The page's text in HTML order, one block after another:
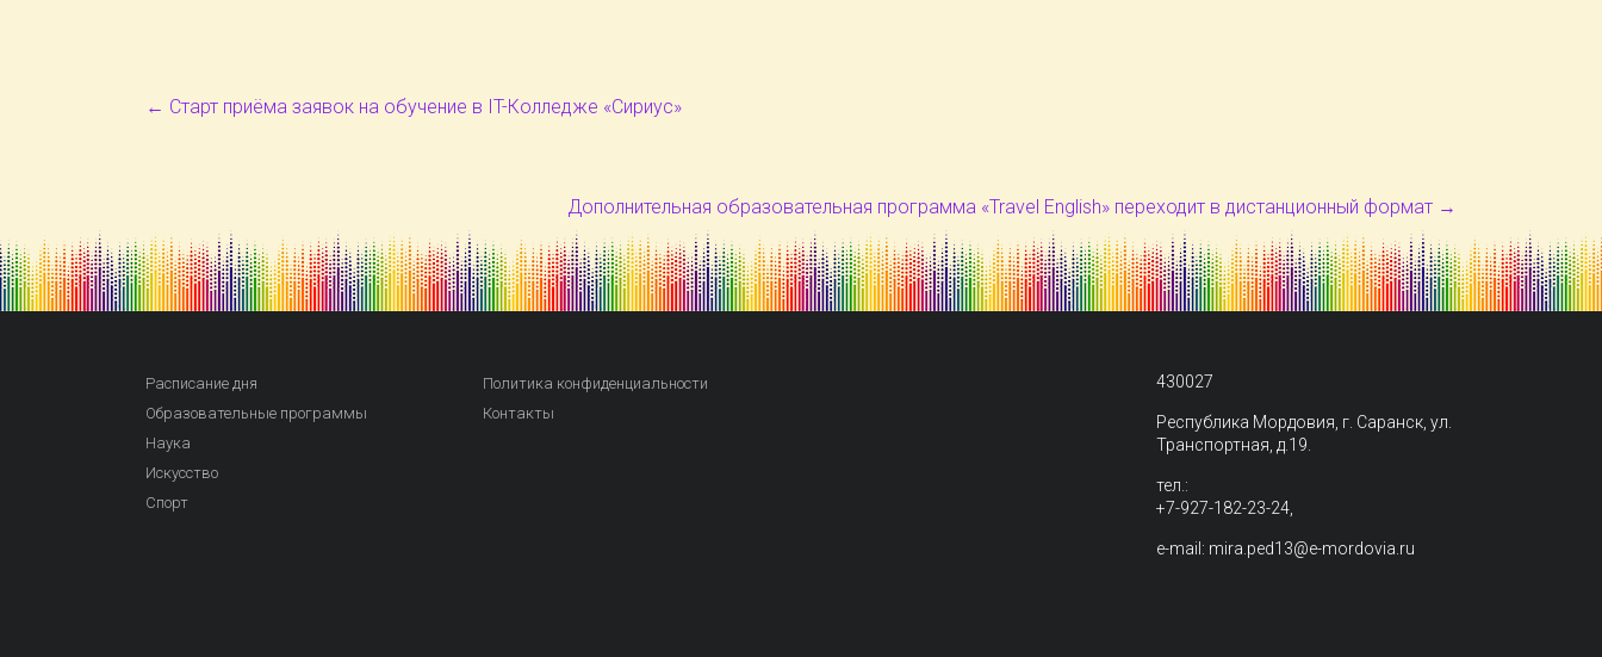
← Старт приёма заявок на обучение в IT-Колледже «Сириус»
Дополнительная образовательная программа «Travel English» переходит в дистанционный формат →
Расписание дня
Образовательные программы
Наука
Искусство
Спорт
Политика конфиденциальности
Контакты
430027
Республика Мордовия, г. Саранск, ул.
Транспортная, д.19.
тел.:
+7-927-182-23-24,
e-mail: mira.ped13@e-mordovia.ru